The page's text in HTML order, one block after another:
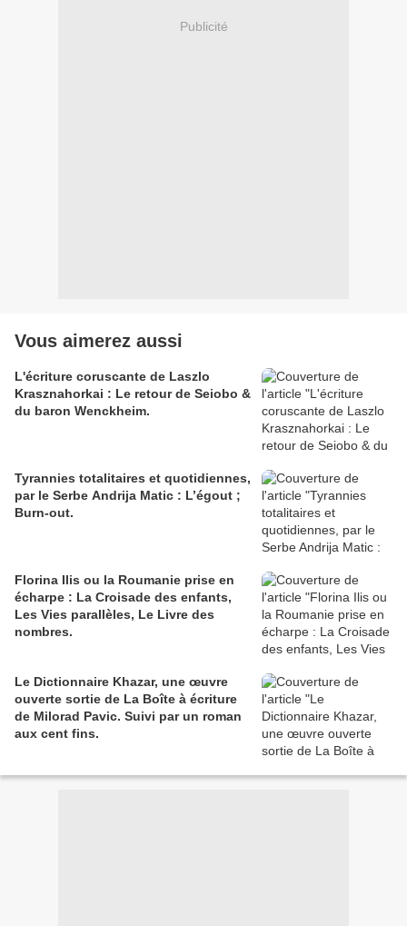
Publicité
Vous aimerez aussi
L'écriture coruscante de Laszlo
Krasznahorkai : Le retour de Seiobo &
du baron Wenckheim.
Tyrannies totalitaires et quotidiennes,
par le Serbe Andrija Matic : L’égout ;
Burn-out.
Florina Ilis ou la Roumanie prise en
écharpe : La Croisade des enfants,
Les Vies parallèles, Le Livre des
nombres.
Le Dictionnaire Khazar, une œuvre
ouverte sortie de La Boîte à écriture
de Milorad Pavic. Suivi par un roman
aux cent fins.